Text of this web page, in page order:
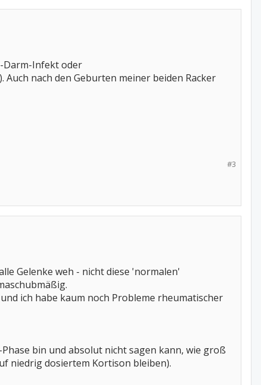
Darm-Infekt oder
nach den Geburten meiner beiden Racker
#3
Gelenke weh - nicht diese 'normalen'
ich habe kaum noch Probleme rheumatischer
bin und absolut nicht sagen kann, wie groß
niedrig dosiertem Kortison bleiben).